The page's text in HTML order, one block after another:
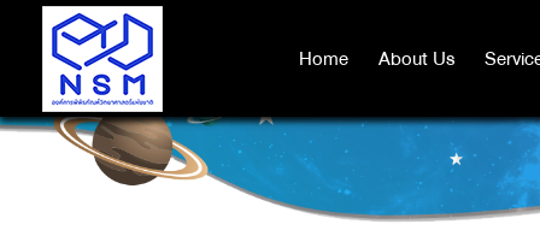
Home About Us Service
Home About Us